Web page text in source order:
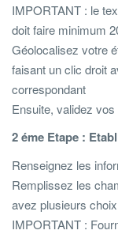
IMPORTANT : le
doit faire minimum
Géolocalisez votre
faisant un clic droit
correspondant
Ensuite, validez
2 éme Etape :
Renseignez les
Remplissez les
avez plusieurs
IMPORTANT :